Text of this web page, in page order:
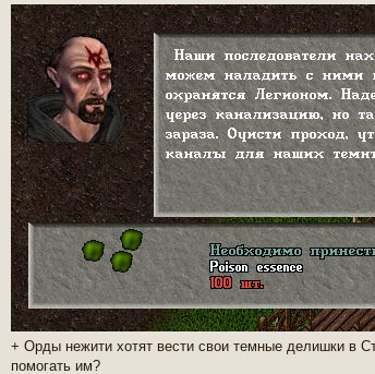
+ Орды нежити хотят вести свои темные делишки в
помогать им?